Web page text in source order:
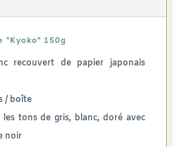
"Kyoko" 150g
recouvert de papier japonais
/ boîte
tons de gris, blanc, doré avec
noir